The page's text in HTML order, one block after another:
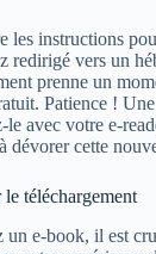
les instructions
redirigé vers un
prenne un
Patience !
le avec votre e-
dévorer cette
téléchargement
un e-book, il est